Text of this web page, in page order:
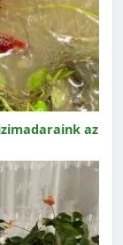
az